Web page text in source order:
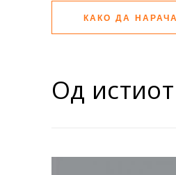
КАКО ДА
Од